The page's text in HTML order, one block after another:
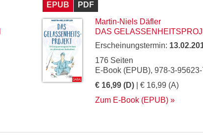
EPUB
PDF
Martin-Niels Däfler
DAS
Erscheinungstermin:
176 Seiten
E-Book (EPUB), 978-3-
€ 16,99 (D) | € 16,99 (A)
Zum E-Book (EPUB)